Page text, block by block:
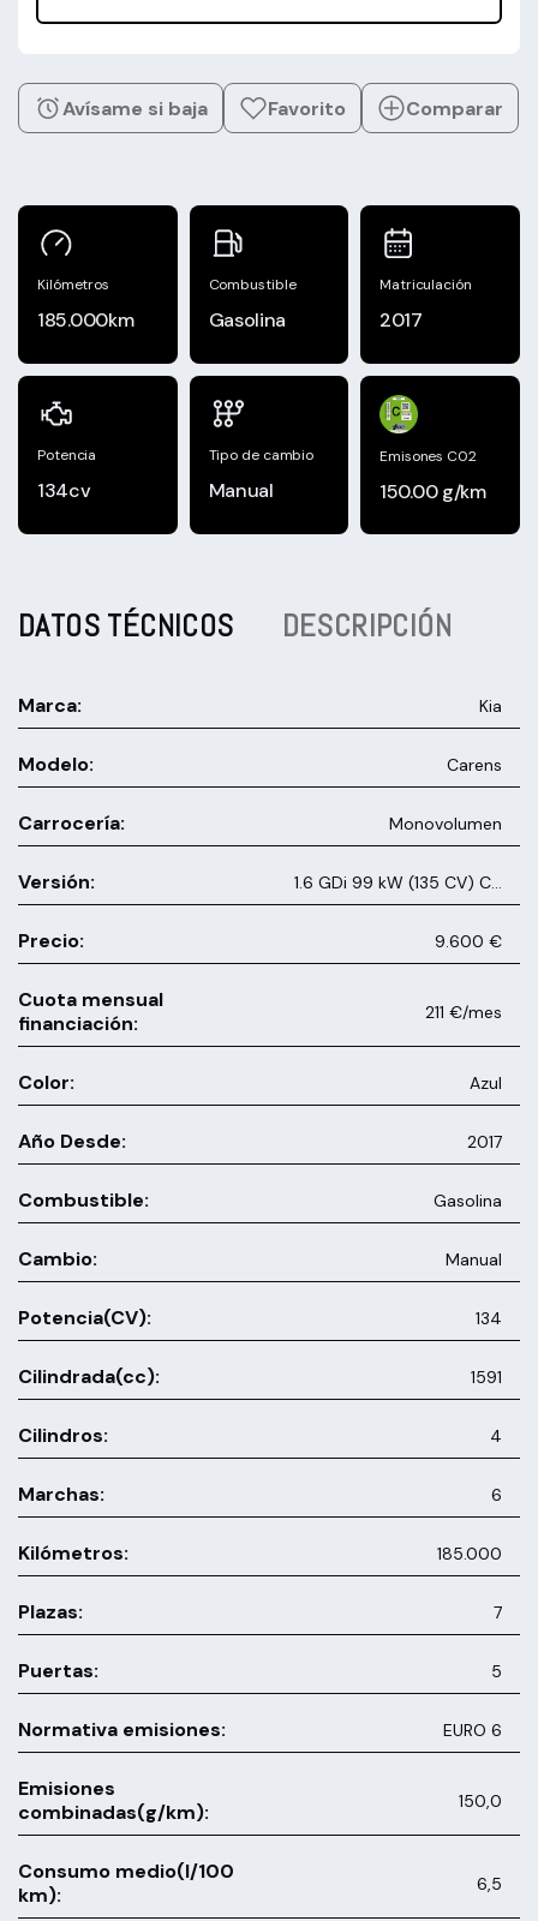
Avísame si baja Favorito Comparar
Kilómetros
185.000km
Combustible
Gasolina
Matriculación
2017
Potencia
134cv
Tipo de cambio
Manual
Emisones C02
150.00 g/km
DATOS TÉCNICOS DESCRIPCIÓN
Marca: Kia
Modelo: Carens
Carrocería: Monovolumen
Versión: 1.6 GDi 99 kW (135 CV)
Precio: 9.600 €
Cuota mensual
financiación:
211 €/mes
Color: Azul
Año Desde: 2017
Combustible: Gasolina
Cambio: Manual
Potencia(CV): 134
Cilindrada(cc): 1591
Cilindros: 4
Marchas: 6
Kilómetros: 185.000
Plazas: 7
Puertas: 5
Normativa emisiones: EURO 6
Emisiones
combinadas(g/km):
150,0
Consumo medio(l/100
km):
6,5